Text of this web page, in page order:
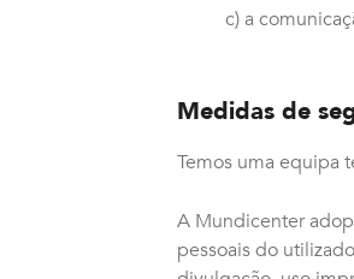
c) a
Medidas de
Temos uma equipa
A Mundicenter
pessoais do